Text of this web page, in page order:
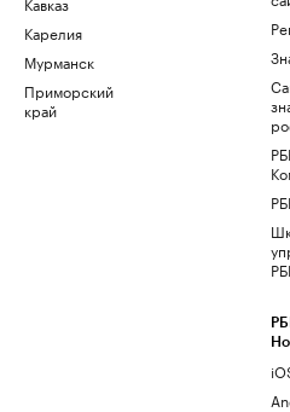
Карелия
Мурманск
Приморский
край